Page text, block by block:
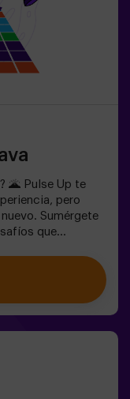
les
las
Room y no es
a la oscuridad.
🌋 Pulse Up te
pero
Sumérgete
que
todos los niveles
la
para superar
Somos los
a España.